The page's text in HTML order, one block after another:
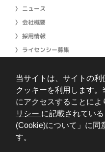
当サイトは、サイトの利
クッキーを利用します。
にアクセスすることによ
リシー に記載されてい
(Cookie)について」に同
す。
［本社］〒541-0058 大阪市中
階
［東京支社］〒101-0046 東京
階
〉 ニュース
〉 会社概要
〉 採用情報
〉 ライセンシー募集